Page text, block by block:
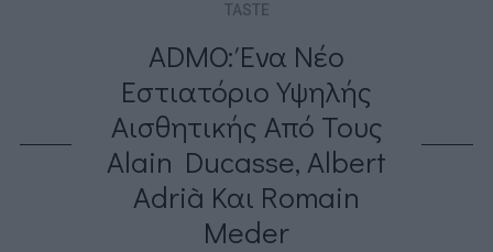
TASTE
ADMO: Ένα Νέο
Εστιατόριο Υψηλής
Αισθητικής Από Τους
Alain Ducasse, Albert
Adrià Και Romain
Meder